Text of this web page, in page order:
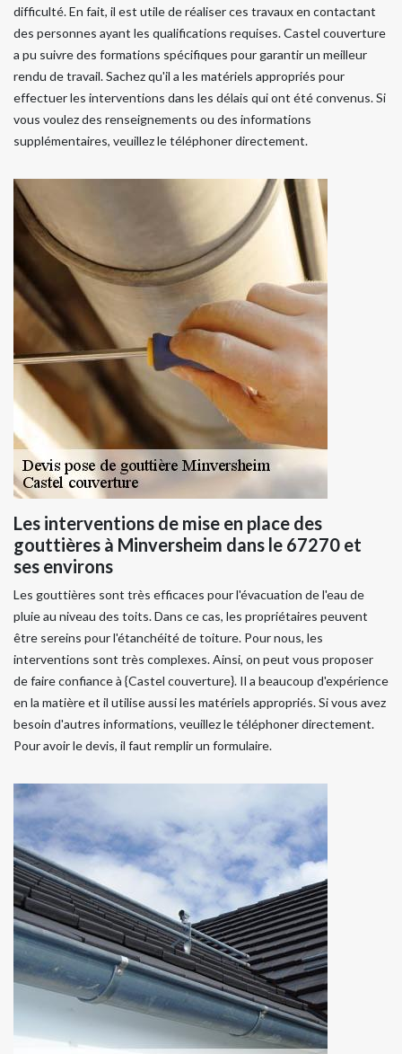
difficulté. En fait, il est utile de réaliser ces travaux en contactant
des personnes ayant les qualifications requises. Castel couverture
a pu suivre des formations spécifiques pour garantir un meilleur
rendu de travail. Sachez qu'il a les matériels appropriés pour
effectuer les interventions dans les délais qui ont été convenus. Si
vous voulez des renseignements ou des informations
supplémentaires, veuillez le téléphoner directement.
Les interventions de mise en place des
gouttières à Minversheim dans le 67270 et
ses environs
Les gouttières sont très efficaces pour l'évacuation de l'eau de
pluie au niveau des toits. Dans ce cas, les propriétaires peuvent
être sereins pour l'étanchéité de toiture. Pour nous, les
interventions sont très complexes. Ainsi, on peut vous proposer
de faire confiance à {Castel couverture}. Il a beaucoup d'expérience
en la matière et il utilise aussi les matériels appropriés. Si vous avez
besoin d'autres informations, veuillez le téléphoner directement.
Pour avoir le devis, il faut remplir un formulaire.